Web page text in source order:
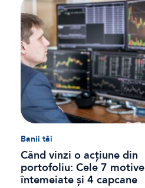
Banii tăi
Când vinzi o acțiune din
portofoliu: Cele 7 motive
întemeiate și 4 capcane